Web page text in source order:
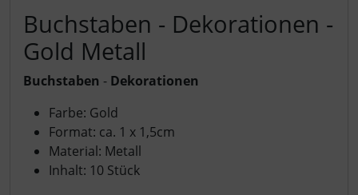
Buchstaben - Dekorationen -
Gold Metall
Buchstaben - Dekorationen
Farbe: Gold
Format: ca. 1 x 1,5cm
Material: Metall
Inhalt: 10 Stück